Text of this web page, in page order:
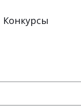
Конкурсы